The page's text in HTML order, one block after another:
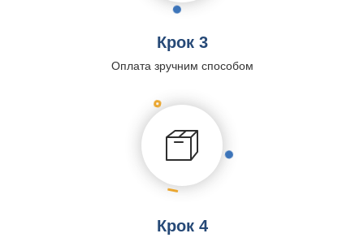
Крок 3
Оплата зручним способом
Крок 4